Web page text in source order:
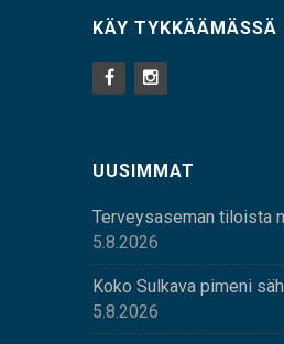
KÄY TYKKÄÄMÄSSÄ
UUSIMMAT
Terveysaseman tiloista
5.8.2026
Koko Sulkava pimeni
5.8.2026